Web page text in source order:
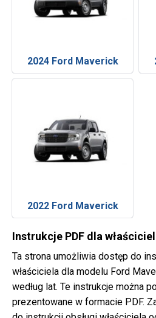
2024 Ford Maverick
2022 Ford Maverick
Instrukcje PDF dla
Ta strona umożliwia dostęp do
właściciela dla modelu Ford
według lat. Te instrukcje można
prezentowane w formacie PDF.